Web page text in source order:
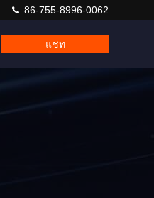
86-755-8996-0062
แชท